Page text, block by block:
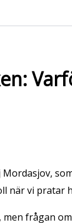
när vi pratar
frågan